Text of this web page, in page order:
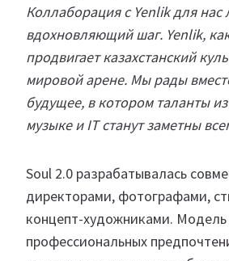
Коллаборация с Yenlik для нас
вдохновляющий шаг. Yenlik,
продвигает казахстанский
мировой арене. Мы рады
будущее, в котором таланты из
музыке и IT станут заметны
Soul 2.0 разрабатывалась
директорами, фотографами,
концепт-художниками. Модель
профессиональных